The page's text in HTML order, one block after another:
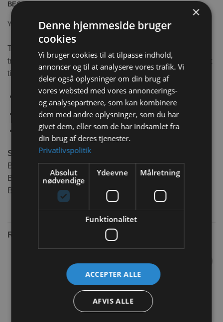
BESKRIVELSE
YDERLIGERE INFORMATION
Trixie Be Eco Capri transport box er til de miljø beviste da
transport kasserne er lavet af
genbrugsplast
og er perfekt
til kaniner
Bæredygtig takket væregenbrugsplast
Med håndtag
Capri 2 og 3 med opbevaringsbakke og strøgklap
Størrelse:
Be Eco Capri 1 – 32x31x48 cm / 6 kg
Be Eco Capri 2 – 37x34x55 cm / 8 kg
Be Eco Capri 3 – 40x38x61 cm / 12 kg
RELATEREDE VARER
Tilføj til
×
Denne hjemmeside bruger
cookies
Vi bruger cookies til at tilpasse indhold,
annoncer og til at analysere vores trafik. Vi
deler også oplysninger om din brug af
vores websted med vores annoncerings-
og analysepartnere, som kan kombinere
dem med andre oplysninger, som du har
givet dem, eller som de har indsamlet fra
din brug af deres tjenester.
Privatlivspolitik
Absolut
nødvendige
Ydeevne Målretning
Funktionalitet
ACCEPTER ALLE
AFVIS ALLE